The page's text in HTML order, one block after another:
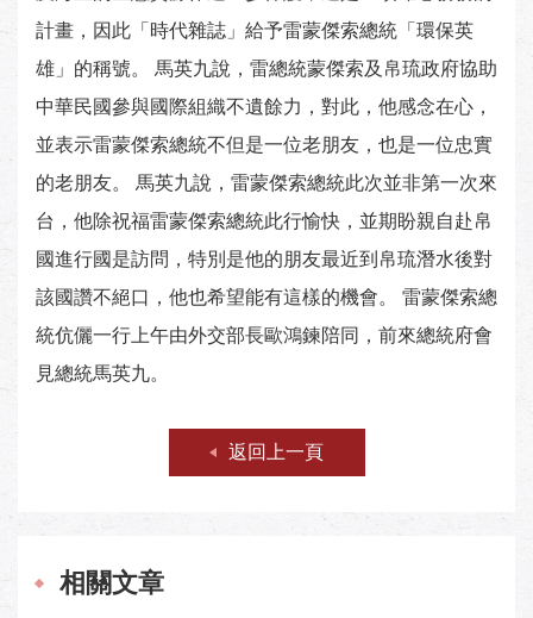
計畫，因此「時代雜誌」給予雷蒙傑索總統「環保英
雄」的稱號。 馬英九說，雷總統蒙傑索及帛琉政府協助
中華民國參與國際組織不遺餘力，對此，他感念在心，
並表示雷蒙傑索總統不但是一位老朋友，也是一位忠實
的老朋友。 馬英九說，雷蒙傑索總統此次並非第一次來
台，他除祝福雷蒙傑索總統此行愉快，並期盼親自赴帛
國進行國是訪問，特別是他的朋友最近到帛琉潛水後對
該國讚不絕口，他也希望能有這樣的機會。 雷蒙傑索總
統伉儷一行上午由外交部長歐鴻鍊陪同，前來總統府會
見總統馬英九。
返回上一頁
相關文章